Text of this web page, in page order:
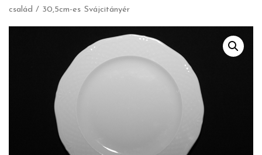
család / 30,5cm-es Svájcitányér